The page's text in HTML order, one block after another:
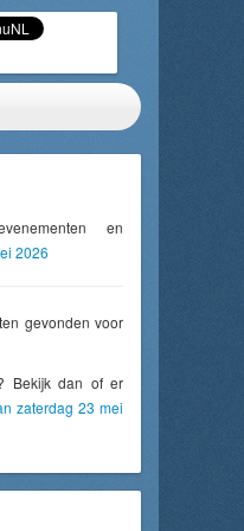
en
2026
gevonden voor
Bekijk dan of er
zaterdag 23 mei